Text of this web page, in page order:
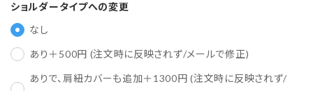
ショルダータイプへの変更
なし
あり＋500円 (注文時に反映されず/メールで修正)
ありで、肩紐カバーも追加＋1300円 (注文時に反映されず/